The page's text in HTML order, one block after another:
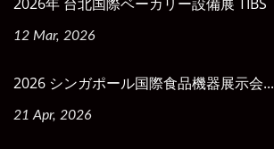
12 Mar, 2026
2026 シンガポール国際食品機器展示会...
21 Apr, 2026